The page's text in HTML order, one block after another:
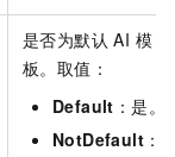
是否为默认 AI 模
板。取值：
Default ：是。
NotDefault ：